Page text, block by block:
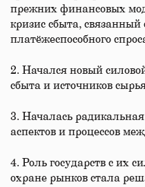
прежних финансовых
кризис сбыта, связанный
платёжеспособного
2. Начался новый
сбыта и источников
3. Началась
аспектов и процессов
4. Роль государств с их
охране рынков стала